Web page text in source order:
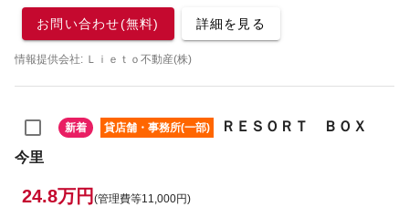
お問い合わせ(無料) 詳細を見る
情報提供会社: Ｌｉｅｔｏ不動産(株)
新着 貸店舗・事務所(一部)
ＲＥＳＯＲＴ ＢＯＸ
今里
24.8万円 (管理費等11,000円)